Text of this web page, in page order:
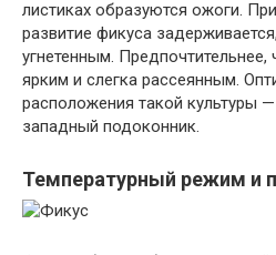
листиках образуются ожоги.
развитие фикуса
угнетенным.
ярким и слегка рассеянным.
расположения такой культуры
западный подоконник.
Температурный режим и